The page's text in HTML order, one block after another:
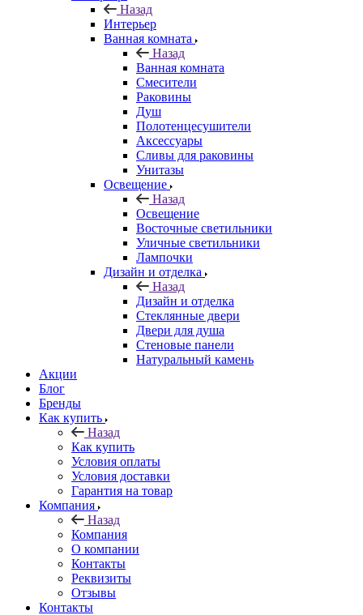
Назад
Интерьер
Ванная комната
Назад
Ванная комната
Смесители
Раковины
Душ
Полотенцесушители
Аксессуары
Сливы для раковины
Унитазы
Освещение
Назад
Освещение
Восточные светильники
Уличные светильники
Лампочки
Дизайн и отделка
Назад
Дизайн и отделка
Стеклянные двери
Двери для душа
Стеновые панели
Натуральный камень
Акции
Блог
Бренды
Как купить
Назад
Как купить
Условия оплаты
Условия доставки
Гарантия на товар
Компания
Назад
Компания
О компании
Контакты
Реквизиты
Отзывы
Контакты